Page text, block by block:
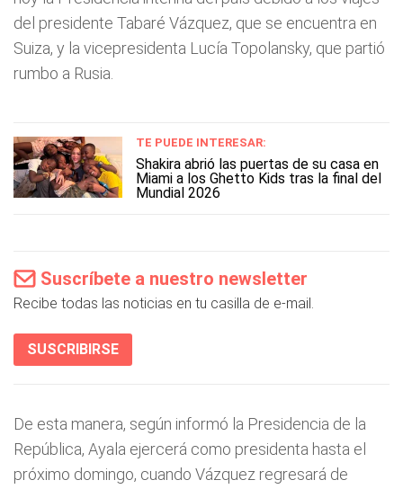
del presidente Tabaré Vázquez, que se encuentra en
Suiza, y la vicepresidenta Lucía Topolansky, que partió
rumbo a Rusia.
TE PUEDE INTERESAR:
Shakira abrió las puertas de su casa en
Miami a los Ghetto Kids tras la final del
Mundial 2026
Suscríbete a nuestro newsletter
Recibe todas las noticias en tu casilla de e-mail.
SUSCRIBIRSE
De esta manera, según informó la Presidencia de la
República, Ayala ejercerá como presidenta hasta el
próximo domingo, cuando Vázquez regresará de